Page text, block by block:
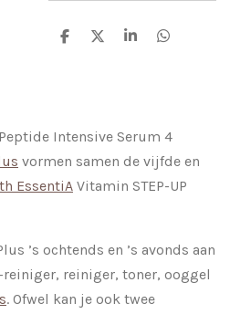
D
D
S
D
Intensive Serum 4
vormen samen de vijfde en
EssentiA Vitamin STEP-UP
’s ochtends en ’s avonds aan
reiniger, toner, ooggel
. Ofwel kan je ook twee